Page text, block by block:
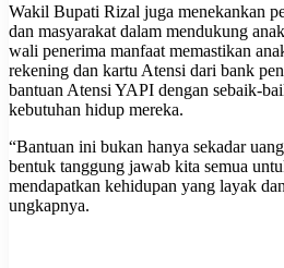
Wakil Bupati Rizal juga menekankan
dan masyarakat dalam mendukung
wali penerima manfaat memastikan
rekening dan kartu Atensi dari bank
bantuan Atensi YAPI dengan sebaik-
kebutuhan hidup mereka.
“Bantuan ini bukan hanya sekadar
bentuk tanggung jawab kita semua
mendapatkan kehidupan yang layak
ungkapnya.